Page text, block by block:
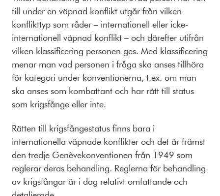
till under en väpnad konflikt utgår från vilken
konflikttyp som råder – internationell eller icke-
internationell väpnad konflikt – och därefter utifrån
vilken klassificering personen ges. Med klassificering
menar man vad personen i fråga ska anses tillhöra
för kategori under konventionerna, t.ex. om man
ska anses som kombattant och har rätt till status
som krigsfånge eller inte.
Rätten till krigsfångestatus finns bara i
internationella väpnade konflikter och det är främst
den tredje Genèvekonventionen från 1949 som
reglerar deras behandling. Reglerna för behandling
av krigsfångar är i dag relativt omfattande och